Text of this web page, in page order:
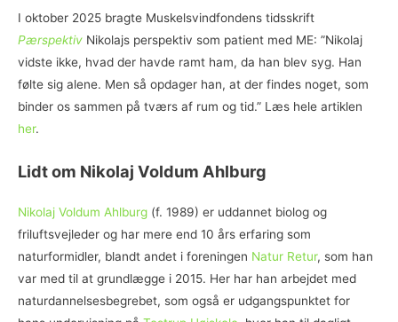
I oktober 2025 bragte Muskelsvindfondens tidsskrift
Pærspektiv Nikolajs perspektiv som patient med ME: ”Nikolaj
vidste ikke, hvad der havde ramt ham, da han blev syg. Han
følte sig alene. Men så opdager han, at der findes noget, som
binder os sammen på tværs af rum og tid.” Læs hele artiklen
her.
Lidt om Nikolaj Voldum Ahlburg
Nikolaj Voldum Ahlburg (f. 1989) er uddannet biolog og
friluftsvejleder og har mere end 10 års erfaring som
naturformidler, blandt andet i foreningen Natur Retur, som han
var med til at grundlægge i 2015. Her har han arbejdet med
naturdannelsesbegrebet, som også er udgangspunktet for